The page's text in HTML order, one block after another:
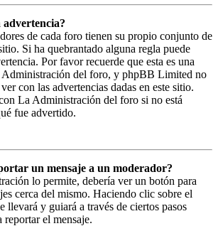
de cada foro tienen su propio conjunto de
Si ha quebrantado alguna regla puede
Por favor recuerde que esta es una
Administración del foro, y phpBB Limited no
con las advertencias dadas en este sitio.
La Administración del foro si no está
fue advertido.
un mensaje a un moderador?
lo permite, debería ver un botón para
cerca del mismo. Haciendo clic sobre el
llevará y guiará a través de ciertos pasos
reportar el mensaje.